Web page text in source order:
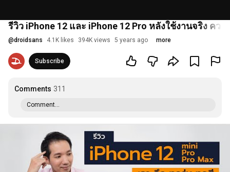
รีวิว iPhone 12 และ iPhone 12 Pro หลังใช้งานจริง คว
@droidsans 4.1K likes 394K views 5 years ago more
Subscribe
Comments 311
Comment...